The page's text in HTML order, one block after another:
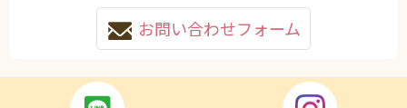
お問い合わせフォーム